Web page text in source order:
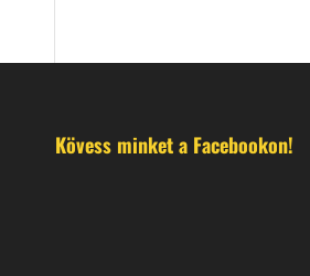
Kövess minket a Facebookon!